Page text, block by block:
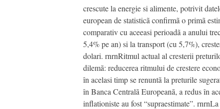
crescute la energie si alimente, potrivit
european de statisticã confirmã o primã
comparativ cu aceeasi perioadã a anului
5,4% pe an) si la transport (cu 5,7%),
dolari. rnrnRitmul actual al cresterii
dilemã: reducerea ritmului de crestere
în acelasi timp se renuntã la preturile
în Banca Centralã Europeanã, a redus în
inflationiste au fost “supraestimate”.